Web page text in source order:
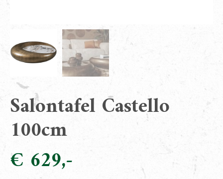
Salontafel Castello
100cm
€ 629